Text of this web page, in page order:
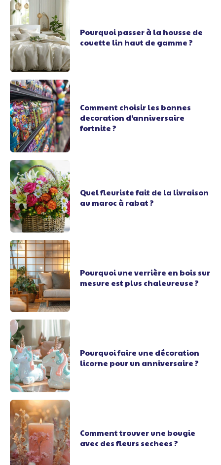
Pourquoi passer à la housse de
couette lin haut de gamme ?
Comment choisir les bonnes
decoration d’anniversaire
fortnite ?
Quel fleuriste fait de la livraison
au maroc à rabat ?
Pourquoi une verrière en bois sur
mesure est plus chaleureuse ?
Pourquoi faire une décoration
licorne pour un anniversaire ?
Comment trouver une bougie
avec des fleurs sechees ?